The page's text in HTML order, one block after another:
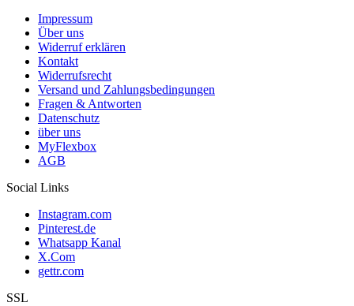
Impressum
Über uns
Widerruf erklären
Kontakt
Widerrufsrecht
Versand und Zahlungsbedingungen
Fragen & Antworten
Datenschutz
über uns
MyFlexbox
AGB
Social Links
Instagram.com
Pinterest.de
Whatsapp Kanal
X.Com
gettr.com
SSL